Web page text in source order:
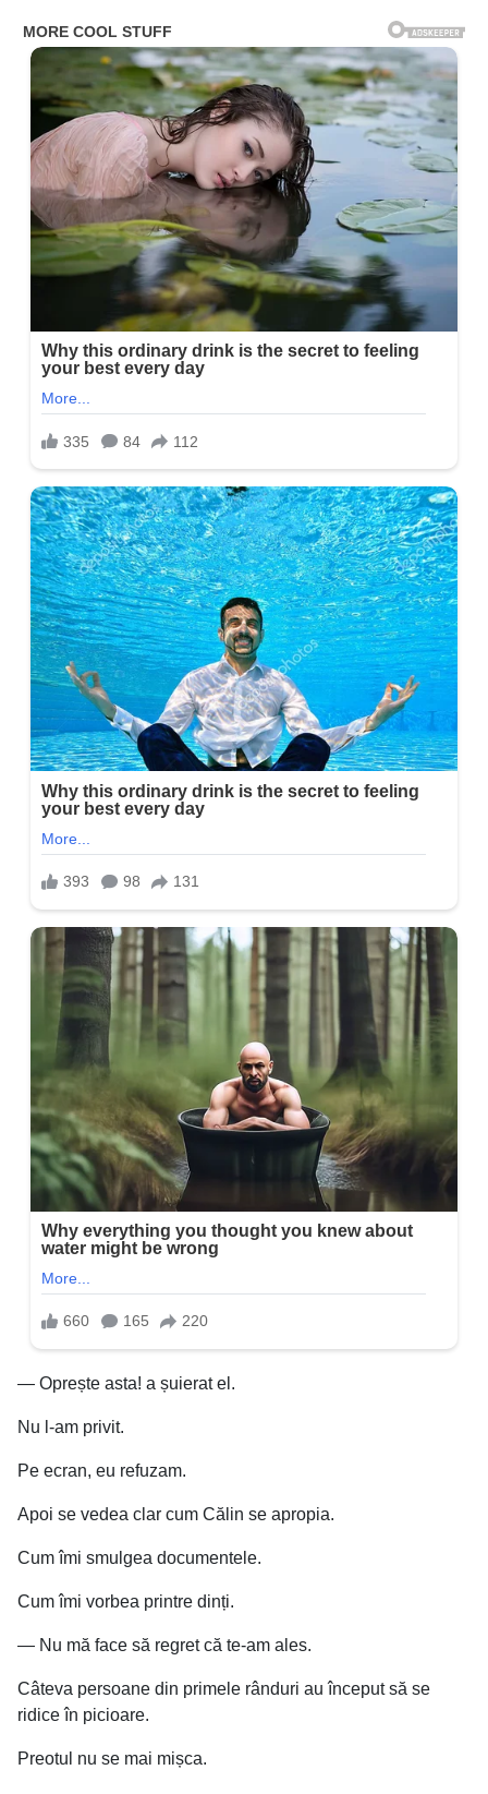
— Oprește asta! a șuierat el.
Nu l-am privit.
Pe ecran, eu refuzam.
Apoi se vedea clar cum Călin se apropia.
Cum îmi smulgea documentele.
Cum îmi vorbea printre dinți.
— Nu mă face să regret că te-am ales.
Câteva persoane din primele rânduri au început să se
ridice în picioare.
Preotul nu se mai mișca.